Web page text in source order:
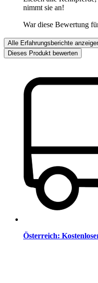
nimmt sie an!
War diese Bewertung
Alle Erfahrungsberichte
Dieses Produkt bewerten
Österreich: